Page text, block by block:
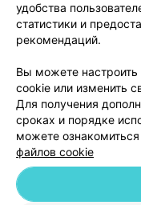
© 2026 ООО «Артокс Лаб»,
удобства
статистики и
рекомендаций.
Вы можете
cookie или изменить
Для получения
сроках и порядке
можете
файлов cookie